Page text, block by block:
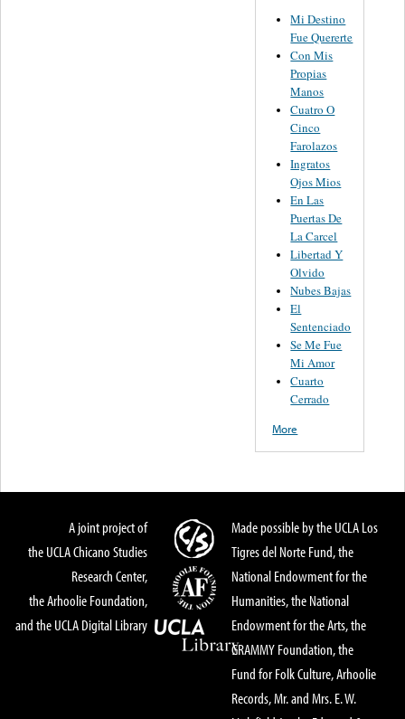
Mi Destino
Fue Quererte
Con Mis
Propias
Manos
Cuatro O
Cinco
Farolazos
Ingratos
Ojos Mios
En Las
Puertas De
La Carcel
Libertad Y
Olvido
Nubes Bajas
El
Sentenciado
Se Me Fue
Mi Amor
Cuarto
Cerrado
More
A joint project of
the UCLA Chicano Studies
Research Center,
the Arhoolie Foundation,
and the UCLA Digital Library
Made possible by the UCLA Los
Tigres del Norte Fund, the
National Endowment for the
Humanities, the National
Endowment for the Arts, the
GRAMMY Foundation, the
Fund for Folk Culture, Arhoolie
Records, Mr. and Mrs. E. W.